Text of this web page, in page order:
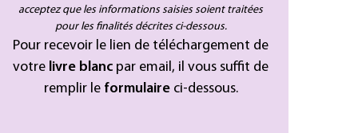
acceptez que les informations saisies soient traitées
pour les finalités décrites ci-dessous.
Pour recevoir le lien de téléchargement de
votre livre blanc par email, il vous suffit de
remplir le formulaireci-dessous.